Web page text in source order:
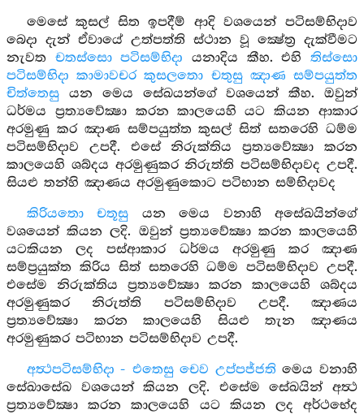
මෙසේ කුසල් සිත ඉපදීම් ආදි වශයෙන් පටිසම්භිදාව
බෙදා දැන් ඒවායේ උත්පත්ති ස්ථාන වූ ක්‍ෂේත්‍ර දැක්වීමට
නැවත චතස්සො පටිසම්භිදා යනාදිය කීහ. එහිතිස්සො
පටිසම්භිදා කාමාවචර කුසලතො චතුසු ඤාණ සම්පයුත්ත
චිත්තෙසු යන මෙය සේඛයන්ගේ වශයෙන් කීහ. ඔවුන්
ධර්මය ප්‍රත්‍යවේක්‍ෂා කරන කාලයෙහි යට කියන ආකාර
අරමුණු කර ඤාණ සම්පයුත්ත කුසල් සිත් සතරෙහි ධම්ම
පටිසම්භිදාව උපදී. එසේ නිරුක්තිය ප්‍රත්‍යවේක්‍ෂා කරන
කාලයෙහි ශබ්දය අරමුණුකර නිරුත්ති පටිසම්භිදාවද උපදී.
සියළු තන්හි ඤාණය අරමුණුකොට පටිභාන සම්භිදාවද
කිරියතො චතූසු යන මෙය වනාහි අසේඛයින්ගේ
වශයෙන් කියන ලදි. ඔවුන් ප්‍රත්‍යවේක්‍ෂා කරන කාලයෙහි
යටකියන ලද පස්ආකාර ධර්මය අරමුණු කර ඤාණ
සම්ප්‍රයුක්ත කිරිය සිත් සතරෙහි ධම්ම පටිසම්භිදාව උපදී.
එසේම නිරුක්තිය ප්‍රත්‍යවේක්‍ෂා කරන කාලයෙහි ශබ්දය
අරමුණුකර නිරුත්ති පටිසම්භිදාව උපදී. ඤාණය
ප්‍රත්‍යවේක්‍ෂා කරන කාලයෙහි සියළු තැන ඤාණය
අරමුණුකර පටිභාන පටිසම්භිදාව උපදී.
අත්‍ථපටිසම්භිදා - එතෙසු චෙව උප්පජ්ජති මෙය වනාහි
සේඛාසේඛ වශයෙන් කියන ලදි. එසේම සේඛයින් අත්‍ථ
ප්‍රත්‍යවේක්‍ෂා කරන කාලයෙහි යට කියන ලද අර්ථභේද